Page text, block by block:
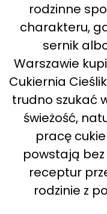
rodzinne
charakteru,
sernik
Warszawie
Cukiernia
trudno szukać
świeżość,
pracę
powstają bez
receptur
rodzinie z